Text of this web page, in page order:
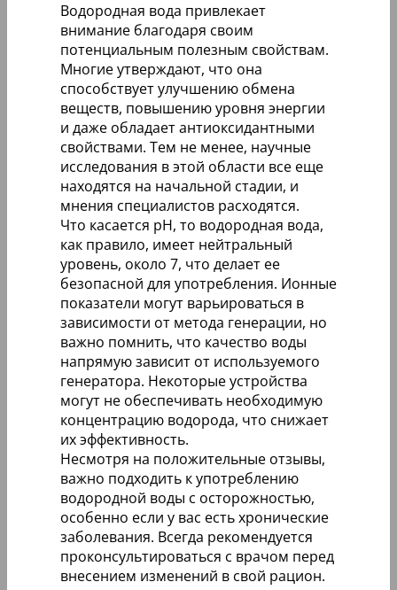
Водородная вода привлекает
внимание благодаря своим
потенциальным полезным свойствам.
Многие утверждают, что она
способствует улучшению обмена
веществ, повышению уровня энергии
и даже обладает антиоксидантными
свойствами. Тем не менее, научные
исследования в этой области все еще
находятся на начальной стадии, и
мнения специалистов расходятся.
Что касается pH, то водородная вода,
как правило, имеет нейтральный
уровень, около 7, что делает ее
безопасной для употребления. Ионные
показатели могут варьироваться в
зависимости от метода генерации, но
важно помнить, что качество воды
напрямую зависит от используемого
генератора. Некоторые устройства
могут не обеспечивать необходимую
концентрацию водорода, что снижает
их эффективность.
Несмотря на положительные отзывы,
важно подходить к употреблению
водородной воды с осторожностью,
особенно если у вас есть хронические
заболевания. Всегда рекомендуется
проконсультироваться с врачом перед
внесением изменений в свой рацион.